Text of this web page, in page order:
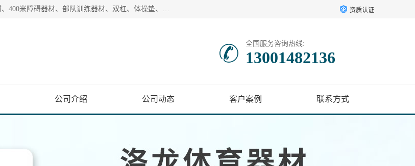
【1分钟前更新】盐山洛龙体育器材销售有限公司批量供应：300米障碍器材、400米障碍器材、部队训练器材、双杠、体操垫、舞蹈把杆等产品。盐山洛龙体育器材销售有限公司经过多年的发展，集研发，生产，销售，售后服务为一体. 奉行“质量，信誉，服务”的宗旨，以开拓创新的精神和真诚守信的态度积极进取。 资质认证
全国服务咨询热线:
13001482136
公司介绍 公司动态 客户案例 联系方式